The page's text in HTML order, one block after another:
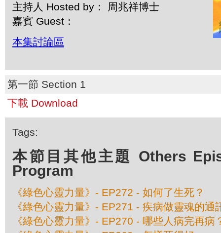
主持人 Hosted by： 周兆祥博士
嘉賓 Guest：
本集討論區
第一節 Section 1
下載 Download
Tags:
本節目其他主題 Others
Program
《綠色心靈力量》- EP272 - 如何了生死？
《綠色心靈力量》- EP271 - 疾病做靈魂的通
《綠色心靈力量》- EP270 - 哪些人病完再病